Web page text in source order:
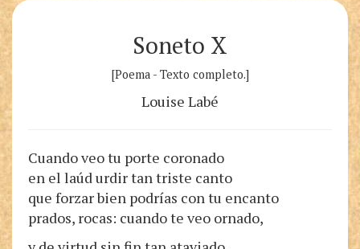
Soneto X
[Poema - Texto completo.]
Louise Labé
Cuando veo tu porte coronado
en el laúd urdir tan triste canto
que forzar bien podrías con tu encanto
prados, rocas: cuando te veo ornado,